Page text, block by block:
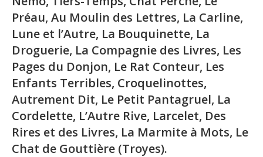
Préau, Au Moulin des Lettres, La Carline,
Lune et l’Autre, La Bouquinette, La
Droguerie, La Compagnie des Livres, Les
Pages du Donjon, Le Rat Conteur, Les
Enfants Terribles, Croquelinottes,
Autrement Dit, Le Petit Pantagruel, La
Cordelette, L’Autre Rive, Larcelet, Des
Rires et des Livres, La Marmite à Mots, Le
Chat de Gouttière (Troyes).